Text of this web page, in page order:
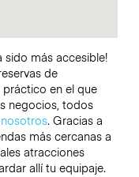
sido más accesible!
de
en el que
negocios, todos
. Gracias a
más cercanas a
atracciones
allí tu equipaje.